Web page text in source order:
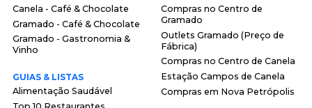
Canela - Café & Chocolate
Gramado - Café & Chocolate
Gramado - Gastronomia &
Vinho
GUIAS & LISTAS
Alimentação Saudável
Compras no Centro de
Gramado
Outlets Gramado (Preço de
Fábrica)
Compras no Centro de Canela
Estação Campos de Canela
Compras em Nova Petrópolis